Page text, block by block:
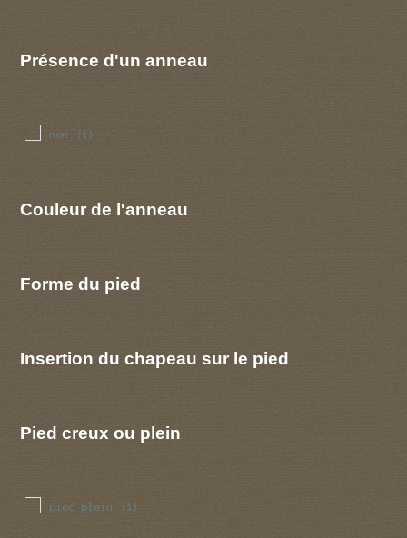
Présence d'un anneau
non (1)
Couleur de l'anneau
Forme du pied
Insertion du chapeau sur le pied
Pied creux ou plein
pied plein (1)